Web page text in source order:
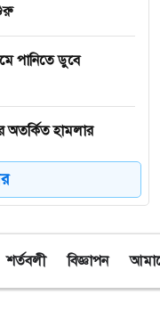
পানিতে ডুবে
অতর্কিত হামলার
কফিনবন্দি হয়ে
দুর্ঘটনায় প্রাণ গেল
শর্তবলী বিজ্ঞাপন